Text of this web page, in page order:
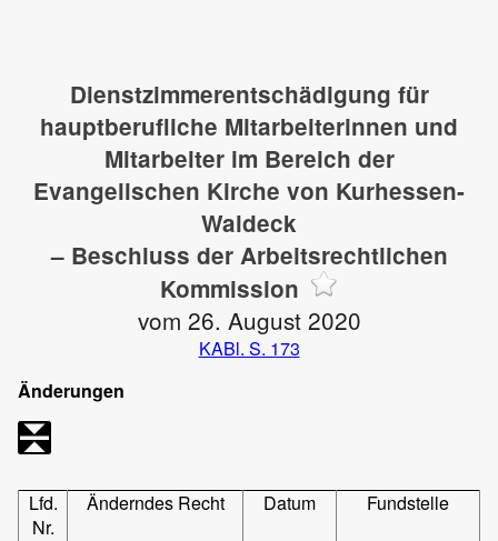
Dienstzimmerentschädigung für
hauptberufliche Mitarbeiterinnen und
Mitarbeiter im Bereich der
Evangelischen Kirche von Kurhessen-
Waldeck
– Beschluss der Arbeitsrechtlichen
Kommission
vom 26. August 2020
KABl. S. 173
Änderungen
Lfd.
Nr.
Änderndes Recht Datum Fundstelle